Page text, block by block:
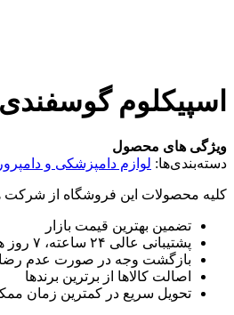
اسپیکلوم
ویژگی های محصول
دسته‌بندی‌ها: لوازم دامپزشکی و
کلیه محصولات این فروشگاه از شرکت
تضمین بهترین قیمت بازار
پشتیبانی عالی ۲۴ ساعته، ۷ روز هفته
بازگشت وجه در صورت عدم
اصالت کالاها از برترین برندها
تحویل سریع در کمترین زمان